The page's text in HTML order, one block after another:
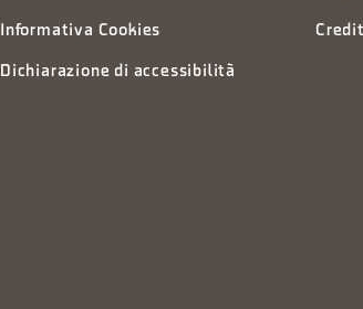
Informativa Cookies
Dichiarazione di accessibilità